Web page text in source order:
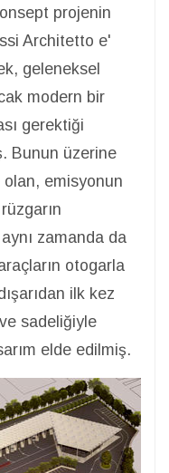
projenin
Architetto e'
geleneksel
modern bir
gerektiği
Bunun üzerine
olan, emisyonun
zamanda da
otogarla
ilk kez
sadeliğiyle
elde edilmiş.